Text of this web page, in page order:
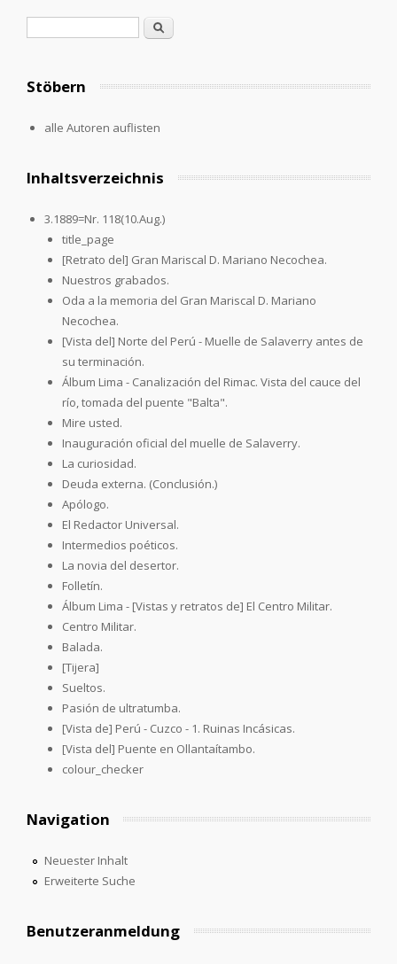
Suche
Stöbern
alle Autoren auflisten
Inhaltsverzeichnis
3.1889=Nr. 118(10.Aug.)
title_page
[Retrato del] Gran Mariscal D. Mariano Necochea.
Nuestros grabados.
Oda a la memoria del Gran Mariscal D. Mariano
Necochea.
[Vista del] Norte del Perú - Muelle de Salaverry antes de
su terminación.
Álbum Lima - Canalización del Rimac. Vista del cauce del
río, tomada del puente "Balta".
Mire usted.
Inauguración oficial del muelle de Salaverry.
La curiosidad.
Deuda externa. (Conclusión.)
Apólogo.
El Redactor Universal.
Intermedios poéticos.
La novia del desertor.
Folletín.
Álbum Lima - [Vistas y retratos de] El Centro Militar.
Centro Militar.
Balada.
[Tijera]
Sueltos.
Pasión de ultratumba.
[Vista de] Perú - Cuzco - 1. Ruinas Incásicas.
[Vista del] Puente en Ollantaítambo.
colour_checker
Navigation
Neuester Inhalt
Erweiterte Suche
Benutzeranmeldung